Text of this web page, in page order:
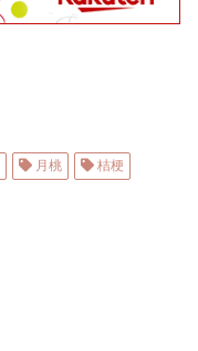
月桃 桔梗